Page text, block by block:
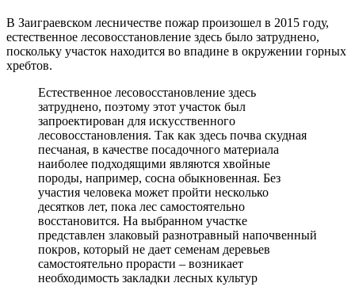
В Заиграевском лесничестве пожар произошел в 2015 году,
естественное лесовосстановление здесь было затруднено,
поскольку участок находится во впадине в окружении горных
хребтов.
Естественное лесовосстановление здесь
затруднено, поэтому этот участок был
запроектирован для искусственного
лесовосстановления. Так как здесь почва скудная
песчаная, в качестве посадочного материала
наиболее подходящими являются хвойные
породы, например, сосна обыкновенная. Без
участия человека может пройти несколько
десятков лет, пока лес самостоятельно
восстановится. На выбранном участке
представлен злаковый разнотравный напочвенный
покров, который не дает семенам деревьев
самостоятельно прорасти – возникает
необходимость закладки лесных культур